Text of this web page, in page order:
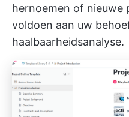
hernoemen of nieuwe
voldoen aan uw
haalbaarheidsanalyse.